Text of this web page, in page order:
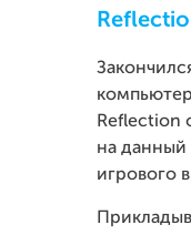
Reflection
на данный
игрового